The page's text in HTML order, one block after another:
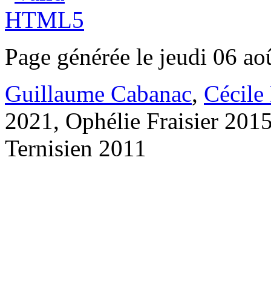
Page générée le jeudi 06
Guillaume Cabanac, Cécile
2021, Ophélie Fraisier
Ternisien 2011